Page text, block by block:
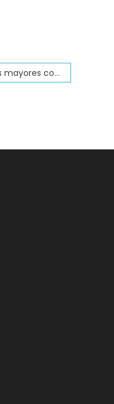
Cómo fomentar la higiene autónoma y segura en adultos mayores con las barras de seguridad